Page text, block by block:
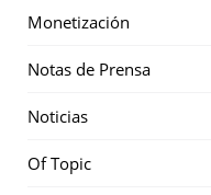
Monetización
Notas de Prensa
Noticias
Of Topic